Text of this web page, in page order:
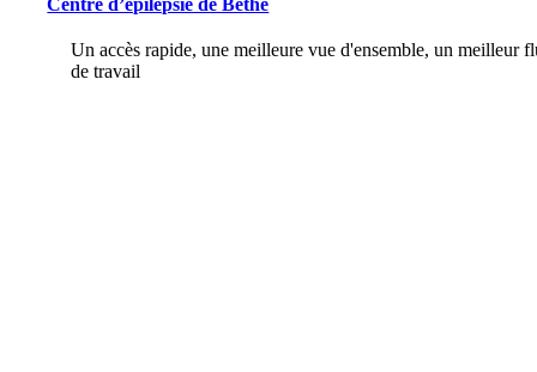
Centre d’épilepsie de Bethe
Un accès rapide, une meilleure vue d'ensemble, un meilleur
de travail